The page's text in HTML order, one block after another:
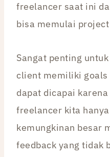
freelancer saat ini
bisa memulai
Sangat penting
client memiliki goals
dapat dicapai
freelancer kita
kemungkinan besar
feedback yang tidak